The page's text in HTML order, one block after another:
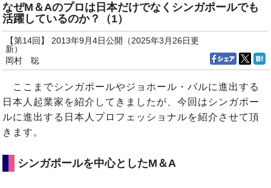
なぜM＆Aのプロは日本だけでなくシンガポールでも
活躍しているのか？（1）
【第14回】 2013年9月4日公開（2025年3月26日更
新）
岡村 聡
ここまでシンガポールやジョホール・バルに進出する
日本人起業家を紹介してきましたが、今回はシンガポー
ルに進出する日本人プロフェッショナルを紹介させて頂
きます。
シンガポールを中心としたM＆A